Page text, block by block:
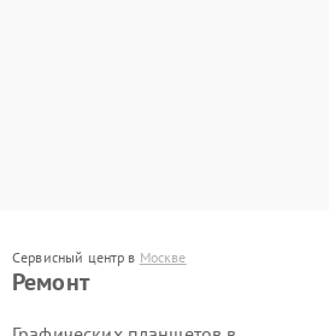
Сервисный центр в Москве
Ремонт